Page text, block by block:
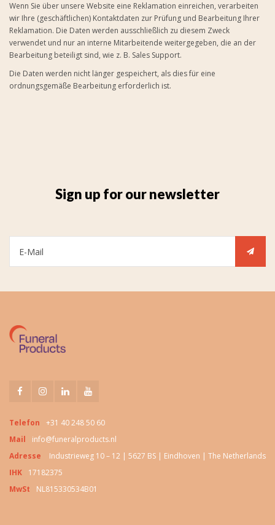
Wenn Sie über unsere Website eine Reklamation einreichen, verarbeiten
wir Ihre (geschäftlichen) Kontaktdaten zur Prüfung und Bearbeitung Ihrer
Reklamation. Die Daten werden ausschließlich zu diesem Zweck
verwendet und nur an interne Mitarbeitende weitergegeben, die an der
Bearbeitung beteiligt sind, wie z. B. Sales Support.
Die Daten werden nicht länger gespeichert, als dies für eine
ordnungsgemäße Bearbeitung erforderlich ist.
Sign up for our newsletter
Telefon
+31 40 248 50 60
Mail
info@funeralproducts.nl
Adresse
Industrieweg 10 – 12 | 5627 BS | Eindhoven | The Netherlands
IHK
17182375
MwSt
NL815330534B01